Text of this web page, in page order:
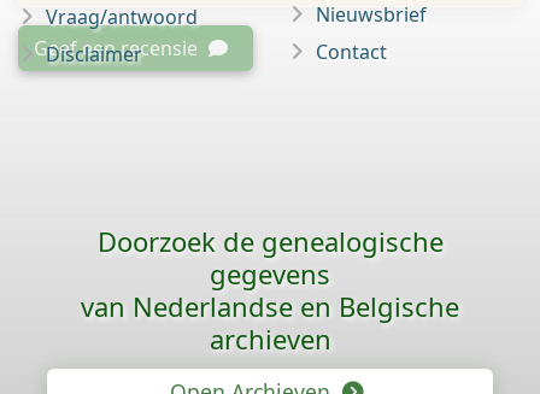
Geef een recensie
Vraag/antwoord
Disclaimer
Nieuwsbrief
Contact
Doorzoek de genealogische
gegevens
van Nederlandse en Belgische
archieven